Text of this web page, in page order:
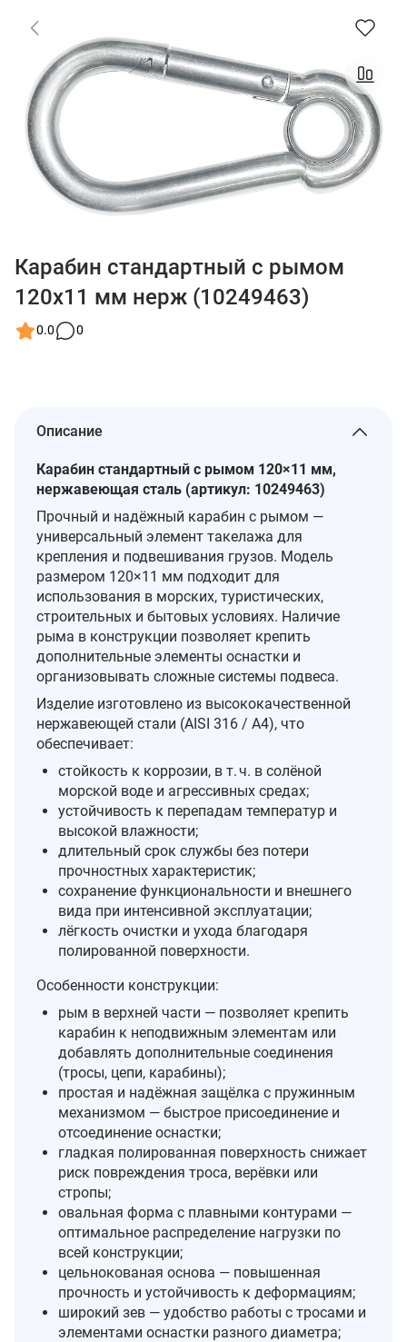
Карабин стандартный с рымом
120x11 мм нерж (10249463)
0.0 0
Описание
Карабин стандартный с рымом 120×11 мм,
нержавеющая сталь (артикул: 10249463)
Прочный и надёжный карабин с рымом —
универсальный элемент такелажа для
крепления и подвешивания грузов. Модель
размером 120×11 мм подходит для
использования в морских, туристических,
строительных и бытовых условиях. Наличие
рыма в конструкции позволяет крепить
дополнительные элементы оснастки и
организовывать сложные системы подвеса.
Изделие изготовлено из высококачественной
нержавеющей стали (AISI 316 / A4), что
обеспечивает:
стойкость к коррозии, в т. ч. в солёной
морской воде и агрессивных средах;
устойчивость к перепадам температур и
высокой влажности;
длительный срок службы без потери
прочностных характеристик;
сохранение функциональности и внешнего
вида при интенсивной эксплуатации;
лёгкость очистки и ухода благодаря
полированной поверхности.
Особенности конструкции:
рым в верхней части — позволяет крепить
карабин к неподвижным элементам или
добавлять дополнительные соединения
(тросы, цепи, карабины);
простая и надёжная защёлка с пружинным
механизмом — быстрое присоединение и
отсоединение оснастки;
гладкая полированная поверхность снижает
риск повреждения троса, верёвки или
стропы;
овальная форма с плавными контурами —
оптимальное распределение нагрузки по
всей конструкции;
цельнокованая основа — повышенная
прочность и устойчивость к деформациям;
широкий зев — удобство работы с тросами и
элементами оснастки разного диаметра;